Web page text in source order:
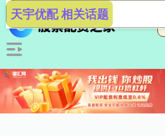
天宇优配 相关话题